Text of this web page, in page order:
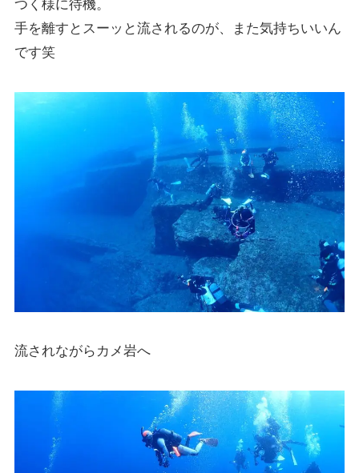
つく様に待機。
手を離すとスーッと流されるのが、また気持ちいいん
です笑
流されながらカメ岩へ